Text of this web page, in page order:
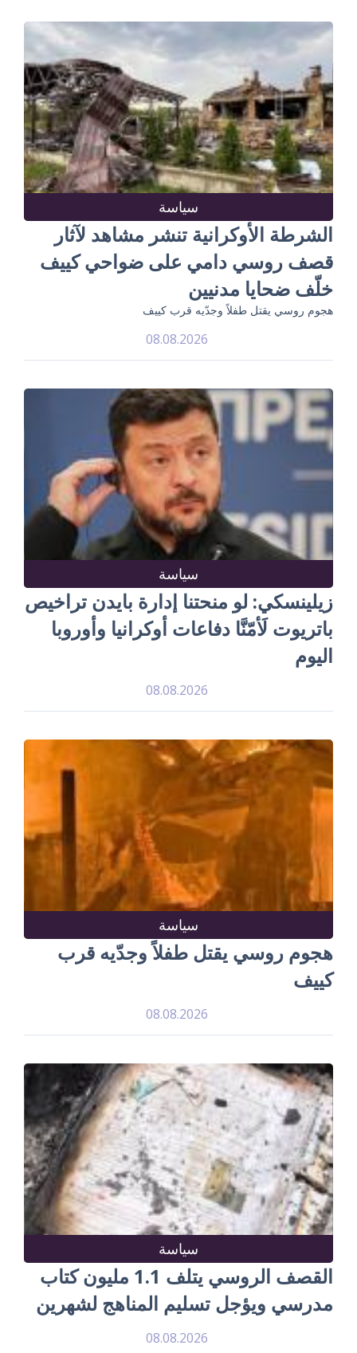
سياسة
الشرطة الأوكرانية تنشر مشاهد لآثار
قصف روسي دامي على ضواحي كييف
خلّف ضحايا مدنيين
هجوم روسي يقتل طفلاً وجدّيه قرب كييف
08.08.2026
سياسة
زيلينسكي: لو منحتنا إدارة بايدن تراخيص
باتريوت لَأمّنَّا دفاعات أوكرانيا وأوروبا
اليوم
08.08.2026
سياسة
هجوم روسي يقتل طفلاً وجدّيه قرب
كييف
08.08.2026
سياسة
القصف الروسي يتلف 1.1 مليون كتاب
مدرسي ويؤجل تسليم المناهج لشهرين
08.08.2026